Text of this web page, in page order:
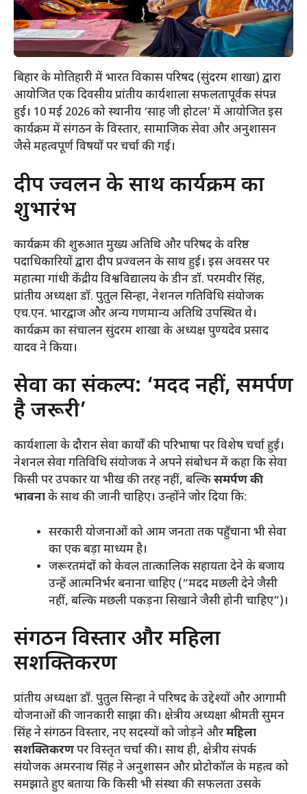
बिहार के मोतिहारी में भारत विकास परिषद (सुंदरम शाखा) द्वारा
आयोजित एक दिवसीय प्रांतीय कार्यशाला सफलतापूर्वक संपन्न
हुई। 10 मई 2026 को स्थानीय ‘साह जी होटल’ में आयोजित इस
कार्यक्रम में संगठन के विस्तार, सामाजिक सेवा और अनुशासन
जैसे महत्वपूर्ण विषयों पर चर्चा की गई।
​दीप प्रज्वलन के साथ कार्यक्रम का
शुभारंभ
​कार्यक्रम की शुरुआत मुख्य अतिथि और परिषद के वरिष्ठ
पदाधिकारियों द्वारा दीप प्रज्वलन के साथ हुई। इस अवसर पर
महात्मा गांधी केंद्रीय विश्वविद्यालय के डीन डॉ. परमवीर सिंह,
प्रांतीय अध्यक्षा डॉ. पुतुल सिन्हा, नेशनल गतिविधि संयोजक
एच.एन. भारद्वाज और अन्य गणमान्य अतिथि उपस्थित थे।
कार्यक्रम का संचालन सुंदरम शाखा के अध्यक्ष पुण्यदेव प्रसाद
यादव ने किया।
​सेवा का संकल्प: ‘मदद नहीं, समर्पण
है जरूरी’
​कार्यशाला के दौरान सेवा कार्यों की परिभाषा पर विशेष चर्चा हुई।
नेशनल सेवा गतिविधि संयोजक ने अपने संबोधन में कहा कि सेवा
किसी पर उपकार या भीख की तरह नहीं, बल्किसमर्पण की
भावनाके साथ की जानी चाहिए। उन्होंने जोर दिया कि:
​सरकारी योजनाओं को आम जनता तक पहुँचाना भी सेवा
का एक बड़ा माध्यम है।
​जरूरतमंदों को केवल तात्कालिक सहायता देने के बजाय
उन्हें आत्मनिर्भर बनाना चाहिए (“मदद मछली देने जैसी
नहीं, बल्कि मछली पकड़ना सिखाने जैसी होनी चाहिए”)।
​संगठन विस्तार और महिला
सशक्तिकरण
​प्रांतीय अध्यक्षा डॉ. पुतुल सिन्हा ने परिषद के उद्देश्यों और आगामी
योजनाओं की जानकारी साझा की। क्षेत्रीय अध्यक्षा श्रीमती सुमन
सिंह ने संगठन विस्तार, नए सदस्यों को जोड़ने औरमहिला
सशक्तिकरणपर विस्तृत चर्चा की। साथ ही, क्षेत्रीय संपर्क
संयोजक अमरनाथ सिंह ने अनुशासन और प्रोटोकॉल के महत्व को
समझाते हुए बताया कि किसी भी संस्था की सफलता उसके